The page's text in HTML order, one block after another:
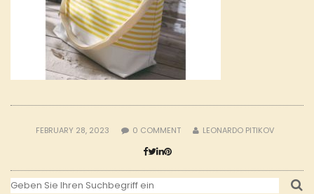
FEBRUARY 28, 2023 0 COMMENT LEONARDO PITIKOV